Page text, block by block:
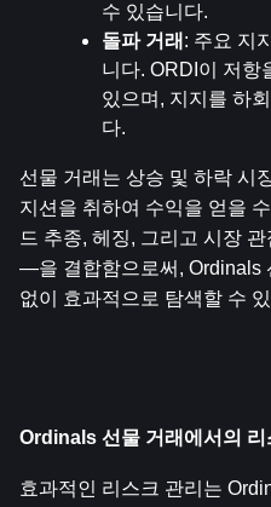
수 있습니다.
돌파 거래 : 주요 지
니다. ORDI이 저항
있으며, 지지를 하
다.
선물 거래는 상승 및 하락 시
지션을 취하여 수익을 얻을
드 추종, 헤징, 그리고 시장
—을 결합함으로써, Ordinals
없이 효과적으로 탐색할 수
Ordinals 선물 거래에서의 리
효과적인 리스크 관리는